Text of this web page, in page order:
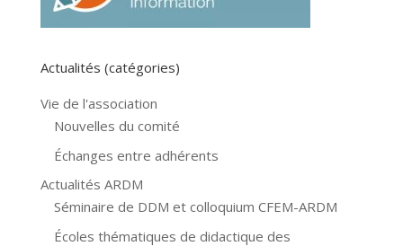
Actualités (catégories)
Vie de l'association
Nouvelles du comité
Échanges entre adhérents
Actualités ARDM
Séminaire de DDM et colloquium CFEM-ARDM
Écoles thématiques de didactique des